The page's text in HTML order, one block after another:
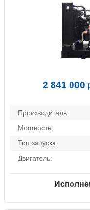
2 841 000
Производитель:
Мощность:
Тип запуска:
Двигатель: